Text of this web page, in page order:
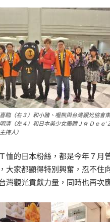
臨（右３）和小豬、喔熊與台灣觀光協會東
清（左４）和日本美少女團體Ｊ☆Ｄｅｅ’
持人）
的日本粉絲，都是今年７月
大家都顯得特別興奮，忍不住
灣觀光貢獻力量，同時也再次